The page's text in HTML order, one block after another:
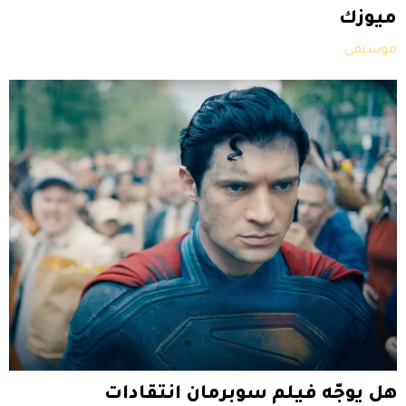
ميوزك
موسيقى
هل يوجّه فيلم سوبرمان انتقادات